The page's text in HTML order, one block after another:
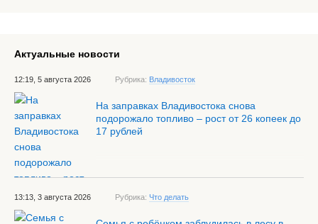
Актуальные новости
12:19, 5 августа 2026 Рубрика: Владивосток
На заправках Владивостока снова
подорожало топливо – рост от 26 копеек до
17 рублей
13:13, 3 августа 2026 Рубрика: Что делать